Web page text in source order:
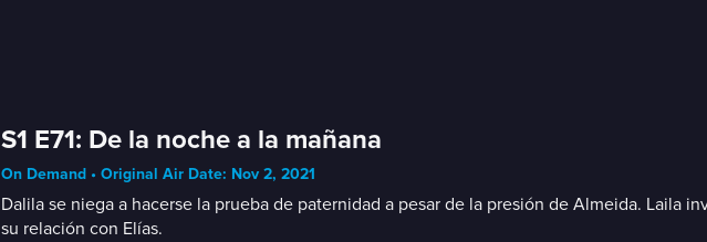
S1 E71: De la noche a la mañana
On Demand • Original Air Date: Nov 2, 2021
Dalila se niega a hacerse la prueba de paternidad a pesar de la presión de Almeida. Laila
su relación con Elías.